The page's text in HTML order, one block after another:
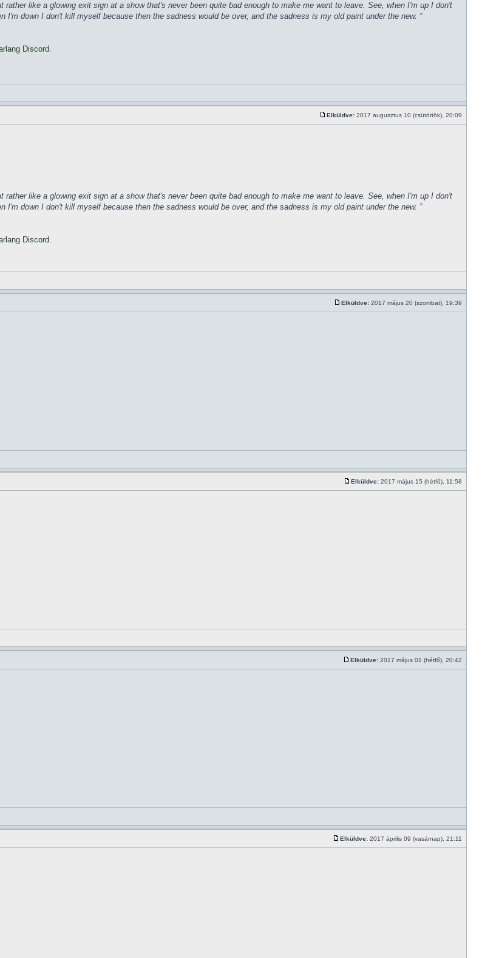
like a glowing exit sign at a show that's never been quite bad enough to make me want to leave. See, when I'm up I don't
down I don't kill myself because then the sadness would be over, and the sadness is my old paint under the new. ”
Discord.
Elküldve: 2017 augusztus 10 (csütörtök), 20:09
like a glowing exit sign at a show that's never been quite bad enough to make me want to leave. See, when I'm up I don't
down I don't kill myself because then the sadness would be over, and the sadness is my old paint under the new. ”
Discord.
Elküldve: 2017 május 20 (szombat), 19:39
Elküldve: 2017 május 15 (hétfő), 11:58
Elküldve: 2017 május 01 (hétfő), 20:42
Elküldve: 2017 április 09 (vasárnap), 21:11